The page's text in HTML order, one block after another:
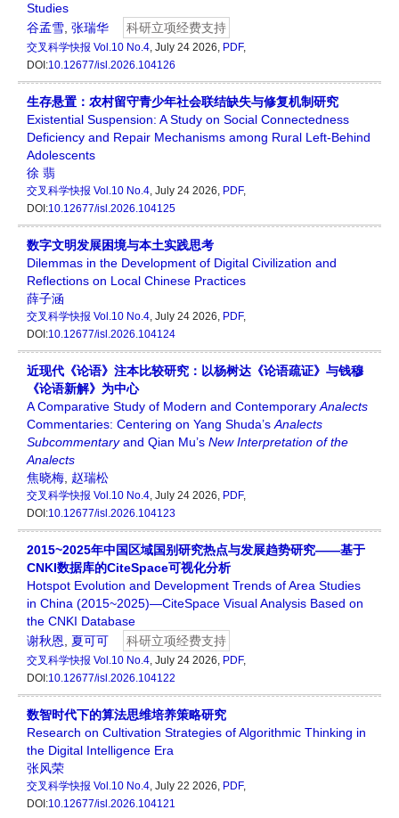
Studies
谷孟雪 张瑞华 科研立项经费支持
交叉科学快报 Vol.10 No.4, July 24 2026, PDF,
DOI:10.12677/isl.2026.104126
生存悬置：农村留守青少年社会联结缺失与修复机制研究
Existential Suspension: A Study on Social Connectedness
Deficiency and Repair Mechanisms among Rural Left-Behind
Adolescents
徐 翡
交叉科学快报 Vol.10 No.4, July 24 2026, PDF,
DOI:10.12677/isl.2026.104125
数字文明发展困境与本土实践思考
Dilemmas in the Development of Digital Civilization and
Reflections on Local Chinese Practices
薛子涵
交叉科学快报 Vol.10 No.4, July 24 2026, PDF,
DOI:10.12677/isl.2026.104124
近现代《论语》注本比较研究：以杨树达《论语疏证》与钱穆
《论语新解》为中心
A Comparative Study of Modern and Contemporary Analects
Commentaries: Centering on Yang Shuda’s Analects
Subcommentaryand Qian Mu’s New Interpretation of the
Analects
焦晓梅 赵瑞松
交叉科学快报 Vol.10 No.4, July 24 2026, PDF,
DOI:10.12677/isl.2026.104123
2015~2025年中国区域国别研究热点与发展趋势研究——基于
CNKI数据库的CiteSpace可视化分析
Hotspot Evolution and Development Trends of Area Studies
in China (2015~2025)—CiteSpace Visual Analysis Based on
the CNKI Database
谢秋恩
夏可可 科研立项经费支持
交叉科学快报 Vol.10 No.4, July 24 2026, PDF,
DOI:10.12677/isl.2026.104122
数智时代下的算法思维培养策略研究
Research on Cultivation Strategies of Algorithmic Thinking in
the Digital Intelligence Era
张风荣
交叉科学快报 Vol.10 No.4, July 22 2026, PDF,
DOI:10.12677/isl.2026.104121